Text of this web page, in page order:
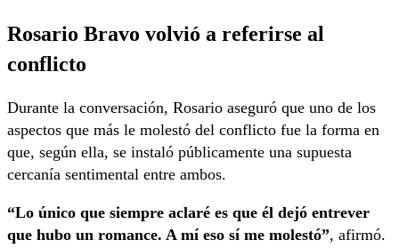
Rosario Bravo volvió a referirse al
conflicto
Durante la conversación, Rosario aseguró que uno de los
aspectos que más le molestó del conflicto fue la forma en
que, según ella, se instaló públicamente una supuesta
cercanía sentimental entre ambos.
“Lo único que siempre aclaré es que él dejó entrever
que hubo un romance. A mí eso sí me molestó”, afirmó.